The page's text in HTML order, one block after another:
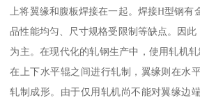
上将翼缘和腹板焊接在一起。焊接H型钢有
品性能均匀、尺寸规格受限制等缺点。因
为主。在现代化的轧钢生产中，使用轧机
在上下水平辊之间进行轧制，翼缘则在水
轧制成形。由于仅用轧机尚不能对翼缘边